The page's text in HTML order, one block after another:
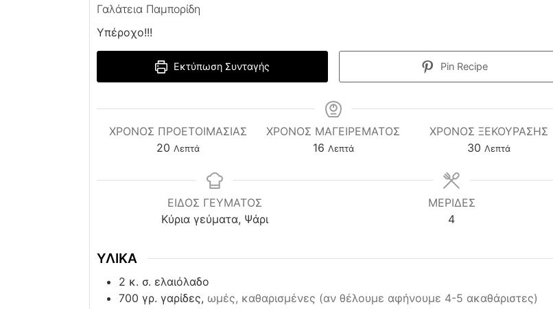
Γαλάτεια Παμπορίδη
Υπέροχο!!!
Εκτύπωση Συνταγής Pin Recipe
ΧΡΌΝΟΣ ΠΡΟΕΤΟΙΜΑΣΊΑΣ
20minutes
Λεπτά
ΧΡΟΝΟΣ ΜΑΓΕΙΡΕΜΑΤΟΣ
16minutes
Λεπτά
ΧΡΌΝΟΣ ΞΕΚΟΎΡΑΣΗΣ
30minutes
Λεπτά
ΕΙΔΟΣ ΓΕΥΜΑΤΟΣ
Κύρια γεύματα, Ψάρι
ΜΕΡΙΔΕΣ
4
ΥΛΙΚΑ
2 κ. σ. ελαιόλαδο
700 γρ. γαρίδες, ωμές, καθαρισμένες (αν θέλουμε αφήνουμε 4-5 ακαθάριστες)